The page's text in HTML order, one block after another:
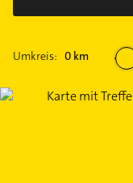
Umkreis: 0 km